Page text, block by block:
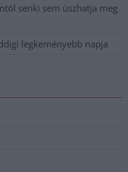
senki sem úszhatja meg
legkeményebb napja